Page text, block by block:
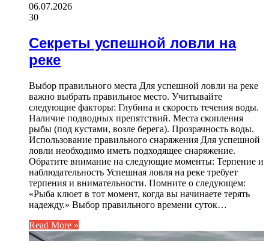
06.07.2026
30
Секреты успешной ловли на
реке
Выбор правильного места Для успешной ловли на реке
важно выбрать правильное место. Учитывайте
следующие факторы: Глубина и скорость течения воды.
Наличие подводных препятствий. Места скопления
рыбы (под кустами, возле берега). Прозрачность воды.
Использование правильного снаряжения Для успешной
ловли необходимо иметь подходящее снаряжение.
Обратите внимание на следующие моменты: Терпение и
наблюдательность Успешная ловля на реке требует
терпения и внимательности. Помните о следующем:
«Рыба клюет в тот момент, когда вы начинаете терять
надежду.» Выбор правильного времени суток…
Read More »